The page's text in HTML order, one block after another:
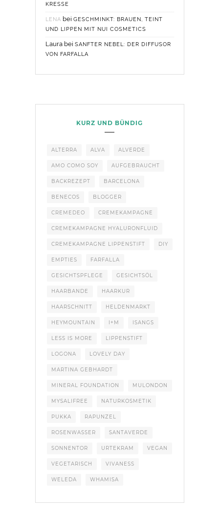
KRESSE
LENA bei GESCHMINKT: BRAUEN, TEINT
UND LIPPEN MIT NUI COSMETICS
Laurabei SANFTER NEBEL: DER DIFFUSOR
VON FARFALLA
KURZ UND BÜNDIG
ALTERRA ALVA ALVERDE
AMO COMO SOY AUFGEBRAUCHT
BACKREZEPT BARCELONA
BENECOS BLOGGER
CREMEDEO CREMEKAMPAGNE
CREMEKAMPAGNE HYALURONFLUID
CREMEKAMPAGNE LIPPENSTIFT DIY
EMPTIES FARFALLA
GESICHTSPFLEGE GESICHTSÖL
HAARBANDE HAARKUR
HAARSCHNITT HELDENMARKT
HEYMOUNTAIN I+M ISANGS
LESS IS MORE LIPPENSTIFT
LOGONA LOVELY DAY
MARTINA GEBHARDT
MINERAL FOUNDATION MULONDON
MYSALIFREE NATURKOSMETIK
PUKKA RAPUNZEL
ROSENWASSER SANTAVERDE
SONNENTOR URTEKRAM VEGAN
VEGETARISCH VIVANESS
WELEDA WHAMISA